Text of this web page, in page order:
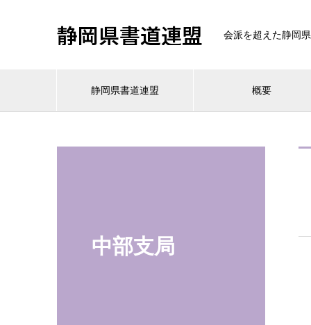
静岡県書道連盟 会派を超えた静岡
静岡県書道連盟 概要
中部支局